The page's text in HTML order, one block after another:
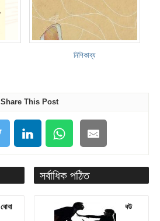
নিশিকাব্য
Share This Post
বোবা
সর্বাধিক পঠিত
বউ